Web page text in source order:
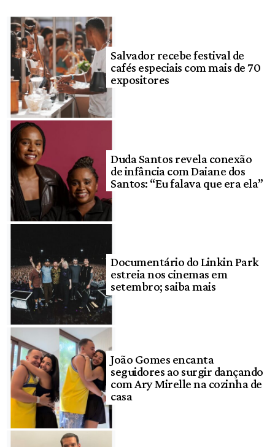
Salvador recebe festival de
cafés especiais com mais de 70
expositores
Duda Santos revela conexão
de infância com Daiane dos
Santos: “Eu falava que era ela”
Documentário do Linkin Park
estreia nos cinemas em
setembro; saiba mais
João Gomes encanta
seguidores ao surgir dançando
com Ary Mirelle na cozinha de
casa